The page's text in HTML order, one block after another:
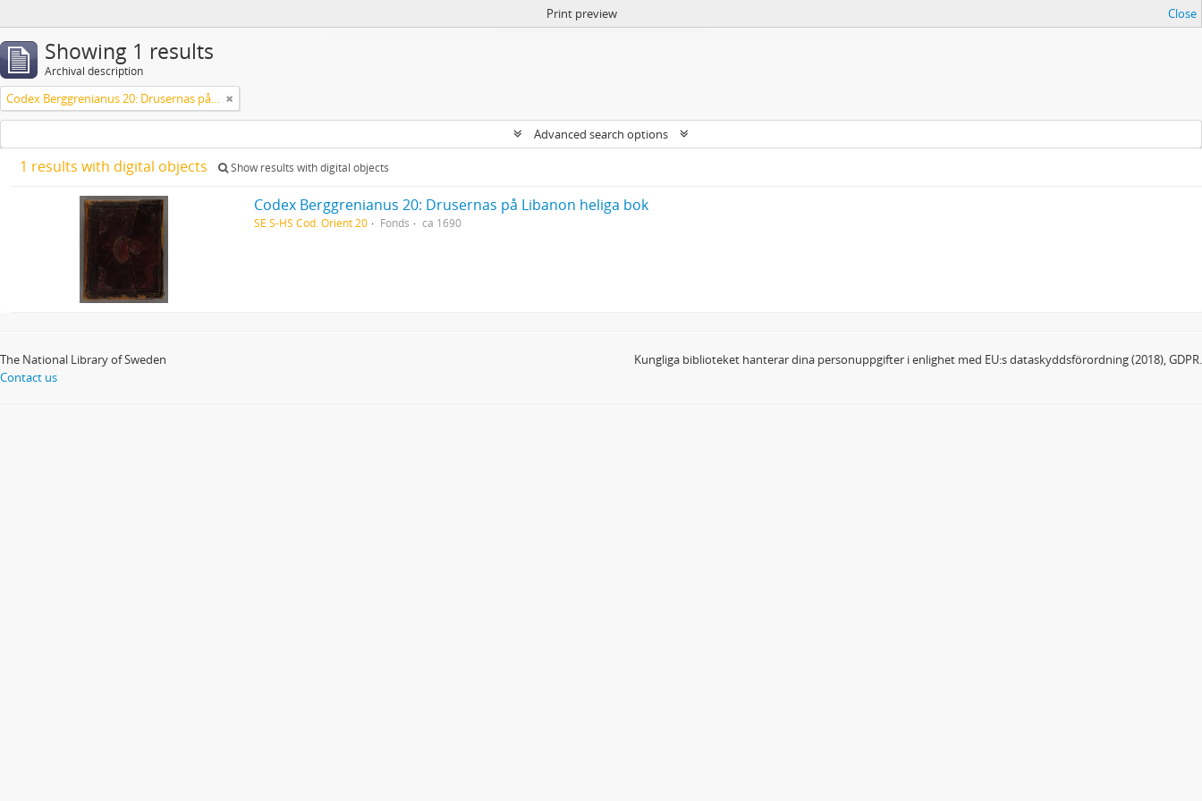
Print preview Close
Showing 1 results
Archival description
Codex Berggrenianus 20: Drusernas på Libanon heliga bok
Advanced search options
1 results with digital objects Show results with digital objects
Codex Berggrenianus 20: Drusernas på Libanon heliga bok
SE S-HS Cod. Orient 20 Fonds ca 1690
The National Library of Sweden
Contact us
Kungliga biblioteket hanterar dina personuppgifter i enlighet med EU:s dataskyddsförordning (2018), GDPR.